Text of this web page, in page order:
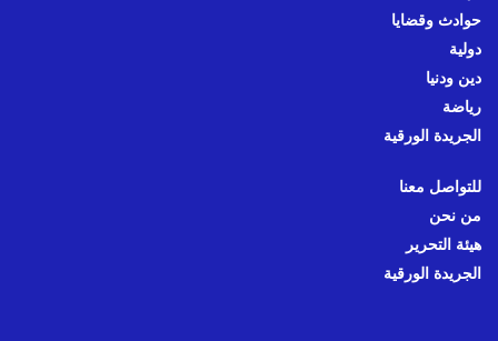
حوادث وقضايا
دولية
دين ودنيا
رياضة
الجريدة الورقية
للتواصل معنا
من نحن
هيئة التحرير
الجريدة الورقية